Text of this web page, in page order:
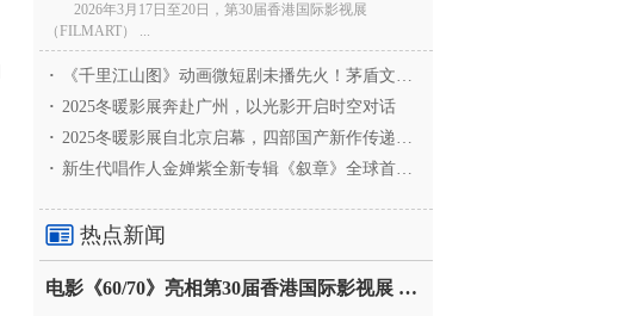
2026年3月17日至20日，第30届香港国际影视展
（FILMART） ...
·
《千里江山图》动画微短剧未播先火！茅盾文学奖IP首
· 2025冬暖影展奔赴广州，以光影开启时空对话
· 2025冬暖影展自北京启幕，四部国产新作传递银幕温情
· 新生代唱作人金婵紫全新专辑《叙章》全球首发，颠覆
热点新闻
电影《60/70》亮相第30届香港国际影视展 冲刺戛纳备